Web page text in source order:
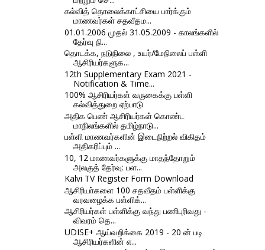
கல்வித் தொலைக்காட்சியை பார்க்கும்
மாணவர்கள் சதவீதம...
01.01.2006 முதல் 31.05.2009 - காலங்களில்
தேர்வு நி...
தொடக்க, நடுநிலை , உயர்/மேநிலைப் பள்ளி
ஆசிரியர்களுக...
12th Supplementary Exam 2021 -
Notification & Time...
100% ஆசிரியர்கள் வருகைக்கு பள்ளி
கல்வித்துறை ஏற்பாடு
அதிக பெண் ஆசிரியர்கள் கொண்ட
மாநிலங்களில் தமிழ்நாடு...
பள்ளி மாணவர்களின் இடைநிற்றல் விகிதம்
அதிகரிப்பும் ...
10, 12 மாணவர்களுக்கு மாதந்தோறும்
அலகுத் தேர்வு: பள...
Kalvi TV Register Form Download
ஆசிரியா்களை 100 சதவீதம் பள்ளிக்கு
வரவழைக்க பள்ளிக்...
ஆசிரியர்கள் பள்ளிக்கு வந்து பணிபுரிவது -
விவரம் தெ...
UDISE+ ஆய்வறிக்கை 2019 - 20 ன் படி
ஆசிரியர்களின் எ...